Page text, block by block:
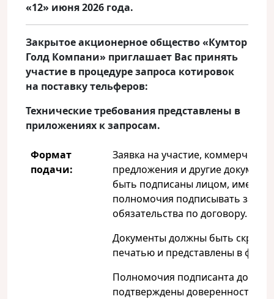
«12» июня 2026 года.
Закрытое акционерное общество «Кумтор
Голд Компани» приглашает Вас принять
участие в процедуре запроса котировок
на поставку тельферов:
Технические требования представлены в
приложениях к запросам.
Формат
подачи:
Заявка на участие, коммерческие
предложения и другие
быть подписаны лицом,
полномочия подписывать
обязательства по договору.
Документы должны быть
печатью и представлены в
Полномочия подписанта
подтверждены доверенностью